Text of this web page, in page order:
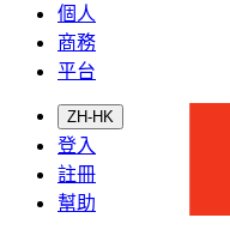
個人
商務
平台
ZH-HK
登入
註冊
幫助